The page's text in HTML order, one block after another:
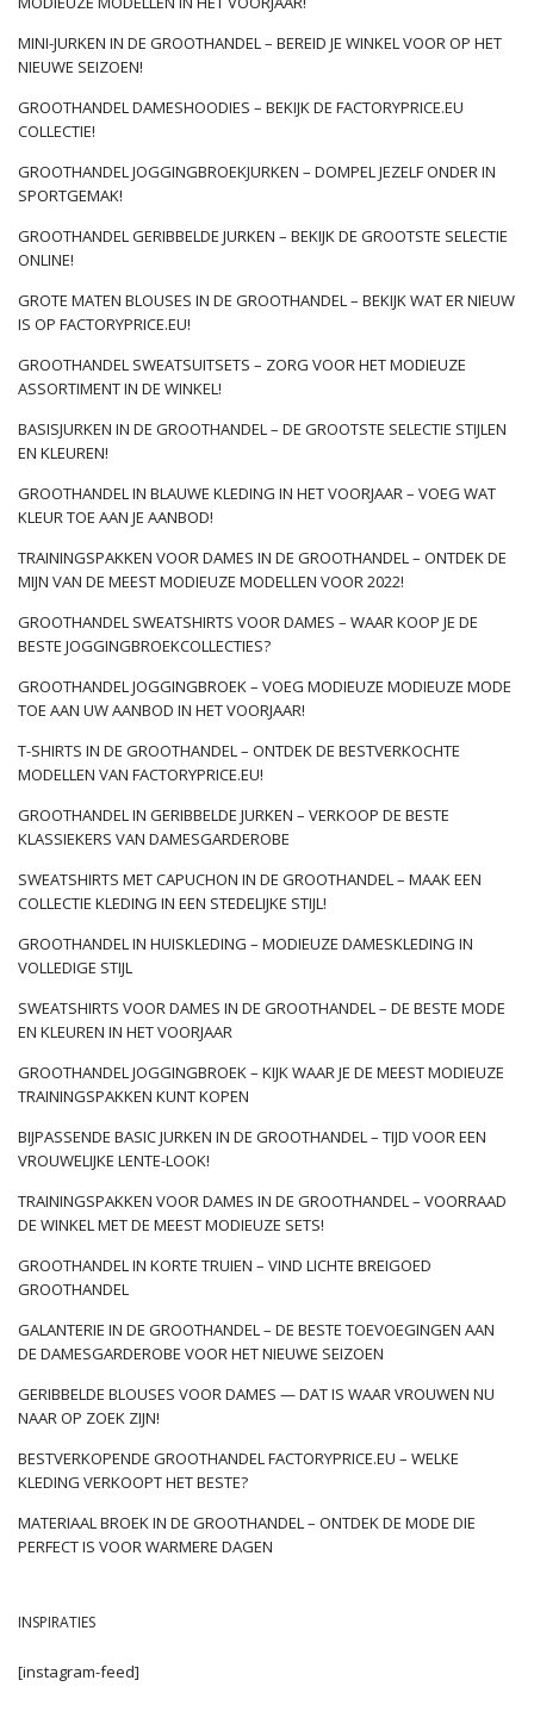
aan blauwe tinten – van lichtblauw, tot turkoois, zee en kobalt
tot donkere granaatappel. Het is echter de moeite waard
eraan te denken dat denimkleding niet alleen in blauw hoeft
te zijn. Kleding in andere kleuren is echt …
MINI-JURKEN IN DE GROOTHANDEL – BEREID JE WINKEL VOOR OP HET
NIEUWE SEIZOEN!
GROOTHANDEL DAMESHOODIES – BEKIJK DE FACTORYPRICE.EU
COLLECTIE!
GROOTHANDEL JOGGINGBROEKJURKEN – DOMPEL JEZELF ONDER IN
SPORTGEMAK!
GROOTHANDEL GERIBBELDE JURKEN – BEKIJK DE GROOTSTE SELECTIE
ONLINE!
GROTE MATEN BLOUSES IN DE GROOTHANDEL – BEKIJK WAT ER NIEUW
IS OP FACTORYPRICE.EU!
GROOTHANDEL SWEATSUITSETS – ZORG VOOR HET MODIEUZE
ASSORTIMENT IN DE WINKEL!
BASISJURKEN IN DE GROOTHANDEL – DE GROOTSTE SELECTIE STIJLEN
EN KLEUREN!
GROOTHANDEL IN BLAUWE KLEDING IN HET VOORJAAR – VOEG WAT
KLEUR TOE AAN JE AANBOD!
TRAININGSPAKKEN VOOR DAMES IN DE GROOTHANDEL – ONTDEK DE
MIJN VAN DE MEEST MODIEUZE MODELLEN VOOR 2022!
GROOTHANDEL SWEATSHIRTS VOOR DAMES – WAAR KOOP JE DE
BESTE JOGGINGBROEKCOLLECTIES?
GROOTHANDEL JOGGINGBROEK – VOEG MODIEUZE MODIEUZE MODE
TOE AAN UW AANBOD IN HET VOORJAAR!
T-SHIRTS IN DE GROOTHANDEL – ONTDEK DE BESTVERKOCHTE
MODELLEN VAN FACTORYPRICE.EU!
GROOTHANDEL IN GERIBBELDE JURKEN – VERKOOP DE BESTE
KLASSIEKERS VAN DAMESGARDEROBE
SWEATSHIRTS MET CAPUCHON IN DE GROOTHANDEL – MAAK EEN
COLLECTIE KLEDING IN EEN STEDELIJKE STIJL!
GROOTHANDEL IN HUISKLEDING – MODIEUZE DAMESKLEDING IN
VOLLEDIGE STIJL
SWEATSHIRTS VOOR DAMES IN DE GROOTHANDEL – DE BESTE MODE
EN KLEUREN IN HET VOORJAAR
GROOTHANDEL JOGGINGBROEK – KIJK WAAR JE DE MEEST MODIEUZE
TRAININGSPAKKEN KUNT KOPEN
BIJPASSENDE BASIC JURKEN IN DE GROOTHANDEL – TIJD VOOR EEN
VROUWELIJKE LENTE-LOOK!
TRAININGSPAKKEN VOOR DAMES IN DE GROOTHANDEL – VOORRAAD
DE WINKEL MET DE MEEST MODIEUZE SETS!
GROOTHANDEL IN KORTE TRUIEN – VIND LICHTE BREIGOED
GROOTHANDEL
GALANTERIE IN DE GROOTHANDEL – DE BESTE TOEVOEGINGEN AAN
DE DAMESGARDEROBE VOOR HET NIEUWE SEIZOEN
GERIBBELDE BLOUSES VOOR DAMES — DAT IS WAAR VROUWEN NU
NAAR OP ZOEK ZIJN!
BESTVERKOPENDE GROOTHANDEL FACTORYPRICE.EU – WELKE
KLEDING VERKOOPT HET BESTE?
MATERIAAL BROEK IN DE GROOTHANDEL – ONTDEK DE MODE DIE
PERFECT IS VOOR WARMERE DAGEN
INSPIRATIES
[instagram-feed]